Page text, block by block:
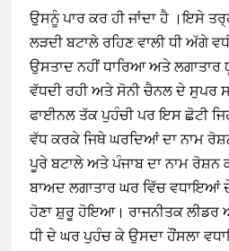
ਉਸਨੂੰ ਪਾਰ ਕਰ ਹੀ ਜਾਂਦਾ ਹੈ ।ਇਸੇ
ਲੜਦੀ ਬਟਾਲੇ ਰਹਿਣ ਵਾਲੀ ਧੀ ਅੱਗੇ
ਉਸਤਾਦ ਨਹੀਂ ਧਾਰਿਆ ਅਤੇ ਲਗਾਤਾਰ
ਵੱਧਦੀ ਰਹੀ ਅਤੇ ਸੋਨੀ ਚੈਨਲ ਦੇ ਸੁਪਰ
ਫਾਈਨਲ ਤੱਕ ਪੁਹੰਚੀ ਪਰ ਇਸ ਛੋਟੀ
ਵੱਧ ਕਰਕੇ ਜਿਥੇ ਘਰਦਿਆਂ ਦਾ ਨਾਮ
ਪੂਰੇ ਬਟਾਲੇ ਅਤੇ ਪੰਜਾਬ ਦਾ ਨਾਮ
ਬਾਅਦ ਲਗਾਤਾਰ ਘਰ ਵਿੱਚ ਵਧਾਇਆਂ
ਹੋਣਾ ਸ਼ੁਰੂ ਹੋਇਆ। ਰਾਜਨੀਤਕ ਲੀਡਰ
ਧੀ ਦੇ ਘਰ ਪੁਹੰਚ ਕੇ ਉਸਦਾ ਹੌਂਸਲਾ